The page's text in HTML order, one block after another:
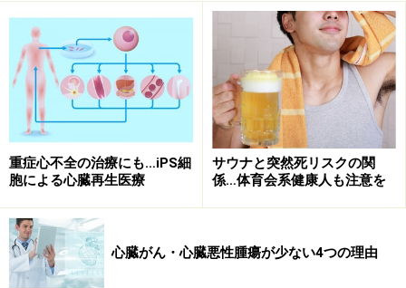
か。
僧帽弁閉鎖不全症
重症心不全の治療にも…iPS細
胞による心臓再生医療
サウナと突然死リスクの関
係…体育会系健康人も注意を
心臓がん・心臓悪性腫瘍が少ない4つの理由